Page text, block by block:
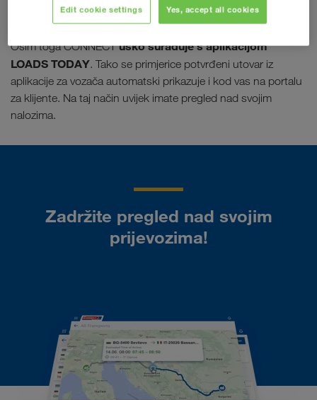
su npr. zastoji.
Osim toga CONNECTusko surađuje s aplikacijom
LOADS TODAY. Tako se primjerice potvrđeni utovar iz
aplikacije za vozača automatski prikazuje i kod vas na portalu
za klijente. Na taj način uvijek imate pregled nad svojim
nalozima.
Zadržite pregled nad svojim
prijevozima!
Edit cookie settings Yes, accept all cookies